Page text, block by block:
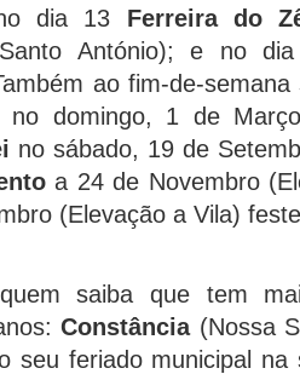
dia 13 Ferreira do
António); e no
ao fim-de-
domingo, 1 de
no sábado, 19 de
a 24 de Novembro
(Elevação a Vila)
saiba que tem
Constância (Nossa
seu feriado municipal na